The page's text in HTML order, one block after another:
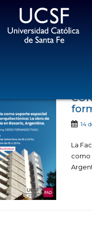
14
La
como